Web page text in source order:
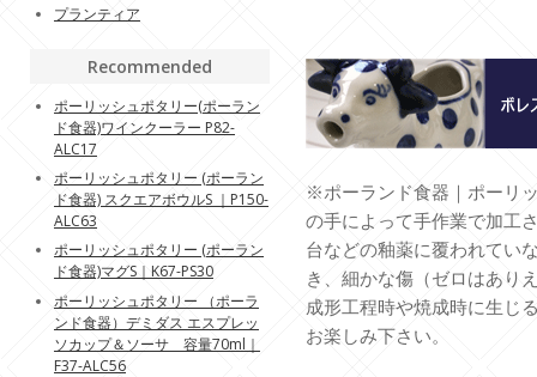
※ポーランド食器｜ポーリ
の手によって手作業で加工
台などの釉薬に覆われてい
き、細かな傷（ゼロはあり
成形工程時や焼成時に生じ
お楽しみ下さい。
プランティア
Recommended
ポーリッシュポタリー(ポーラン
ド食器)ワインクーラー P82-
ALC17
ポーリッシュポタリー (ポーラン
ド食器) スクエアボウルS ｜P150-
ALC63
ポーリッシュポタリー (ポーラン
ド食器)マグS｜K67-PS30
ポーリッシュポタリー （ポーラ
ンド食器）デミダス エスプレッ
ソカップ＆ソーサ 容量70ml｜
F37-ALC56